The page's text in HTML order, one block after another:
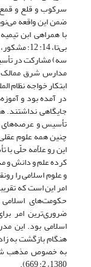
سرکوب و قلع و قمع
ضمن این واقعه
با همراهی ابن
بی‌تا، 14: 12؛ مشکور، 1376، 84- 85).
سه) مشارکت در
مدارس شرق ممالک
ابتکار خواجه نظام
در آمده بود و
جایگاهی
تأسیس و عرصه‌های
چنین همه علوم
این رو علاّمه حلّی
کرده علم و دانش و
امر این است که
حکومت‌های
ضروری‌ترین امر
اسلامی بود. این
هنگام بازگشت به
به خصوص مذهب